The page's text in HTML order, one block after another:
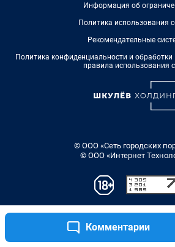
Комментарии
Информация об
Политика использования
Рекомендательные
Политика конфиденциальности и
правила использования
© ООО «Сеть городских
© ООО «Интернет